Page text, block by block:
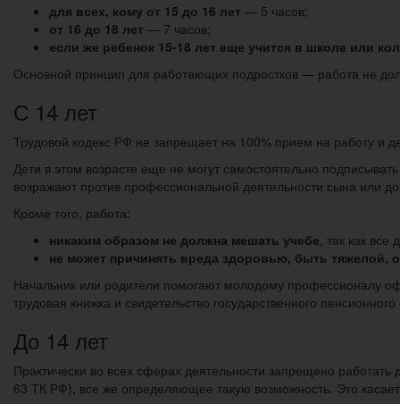
для всех, кому от 15 до 16 лет — 5 часов;
от 16 до 18 лет — 7 часов;
если же ребенок 15-18 лет еще учится в школе или
Основной принцип для работающих подростков — работа не
С 14 лет
Трудовой кодекс РФ не запрещает на 100% прием на работу и
Дети в этом возрасте еще не могут самостоятельно
возражают против профессиональной деятельности сына или
Кроме того, работа:
никаким образом не должна мешать учебе , так как
не может причинять вреда здоровью, быть тяжелой,
Начальник или родители помогают молодому профессионалу
трудовая книжка и свидетельство государственного
До 14 лет
Практически во всех сферах деятельности запрещено
63 ТК РФ), все же определяющее такую возможность. Это